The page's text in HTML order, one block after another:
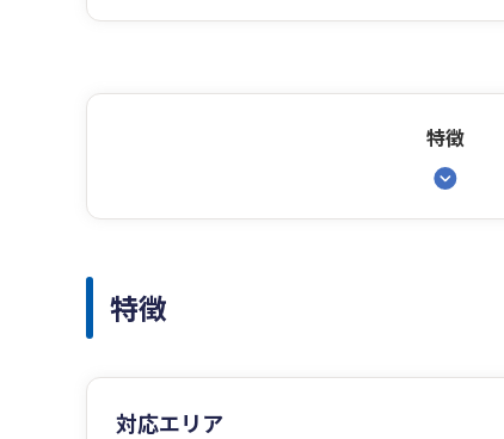
特徴
特徴
対応エリア